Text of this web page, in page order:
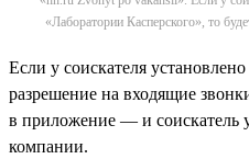
«Лаборатории Касперского», то
Если у соискателя
разрешение на входящие
в приложение — и соискатель
компании.